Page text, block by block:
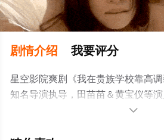
剧情介绍 我要评分
星空影院爽剧《我在贵族学校靠高
知名导演执导，田苗苗＆黄宝仪等
陆电视剧，大结局剧情已揭晓（全
